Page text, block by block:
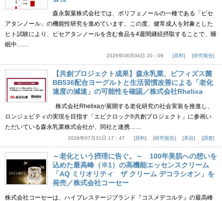
森永製菓株式会社では、ポリフェノールの一種である「ピセ
アタンノール」の機能性研究を進めています。この度、健常成人を対象とした
ヒト試験により、ピセアタンノールを含む食品を4週間継続摂取することで、睡
眠中……
2026年08月04日 20：09 原料 研究報告
【共創プロジェクト成果】森永乳業、ビフィズス菌
BB536配合ヨーグルトと生活習慣改善による「老化
速度の減速」の可能性を確認／株式会社Rhelixa
株式会社Rhelixaが展開する老化研究の社会実装を推進し、
ロンジェビティの実現を目指す「エピクロック®共創プロジェクト」に参画い
ただいている森永乳業株式会社が、同社と連携……
2026年07月31日 17：47 原料 研究報告 美容 調査
～老化という摂理に告ぐ。～ 100年美肌への想いを
込めた最高峰（※1）の高機能エッセンスクリーム
「AQ ミリオリティ ザ クリーム デコラシオン」を
発売／株式会社コーセー
株式会社コーセーは、ハイプレステージブランド『コスメデコルテ』の最高峰